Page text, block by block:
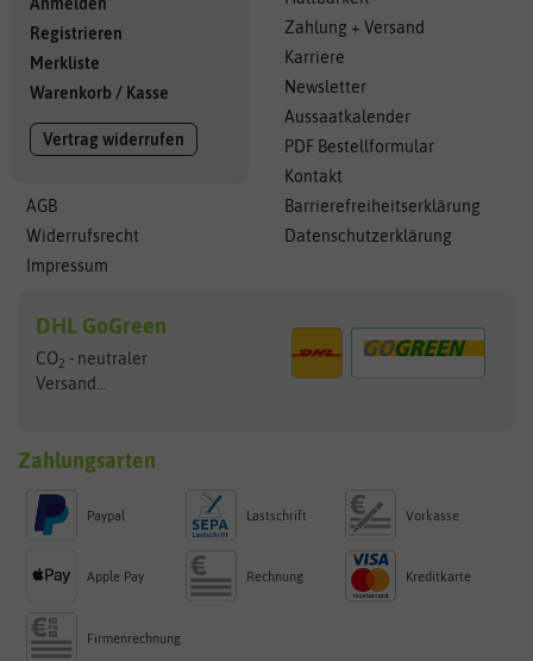
Registrieren
Merkliste
Warenkorb / Kasse
Vertrag widerrufen
AGB
Widerrufsrecht
Impressum
Zahlung + Versand
Karriere
Newsletter
Aussaatkalender
PDF Bestellformular
Kontakt
Barrierefreiheitserklärung
Datenschutzerklärung
DHL GoGreen
CO2 - neutraler
Versand...
Zahlungsarten
Paypal Lastschrift Vorkasse
Apple Pay Rechnung Kreditkarte
Firmenrechnung